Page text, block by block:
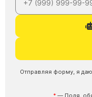
Отправляя форму, я
— Поля,